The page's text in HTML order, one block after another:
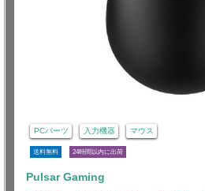
PCパーツ 入力機器 マウス
送料無料 24時間以内に出荷
Pulsar Gaming